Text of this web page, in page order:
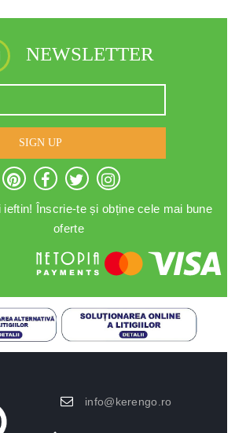
NEWSLETTER
SIGN UP
ieftin! Înscrie-te și obține cele mai bune
oferte
info@kerengo.ro